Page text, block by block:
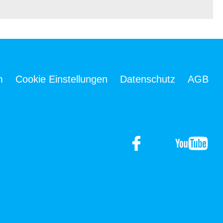
Cookie Einstellungen Datenschutz AGB